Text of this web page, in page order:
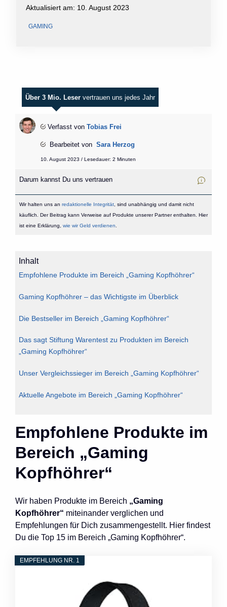
Aktualisiert am: 10. August 2023
GAMING
Über 3 Mio. Leser vertrauen uns jedes Jahr
Verfasst von Tobias Frei
Bearbeitet von Sara Herzog
10. August 2023 / Lesedauer: 2 Minuten
Darum kannst Du uns vertrauen
Wir halten uns an redaktionelle Integrität, sind unabhängig und damit nicht
käuflich. Der Beitrag kann Verweise auf Produkte unserer Partner enthalten. Hier
ist eine Erklärung, wie wir Geld verdienen
Inhalt
Empfohlene Produkte im Bereich „Gaming Kopfhöhrer“
Gaming Kopfhöhrer – das Wichtigste im Überblick
Die Bestseller im Bereich „Gaming Kopfhöhrer“
Das sagt Stiftung Warentest zu Produkten im Bereich
„Gaming Kopfhöhrer“
Unser Vergleichssieger im Bereich „Gaming Kopfhöhrer“
Aktuelle Angebote im Bereich „Gaming Kopfhöhrer“
Empfohlene Produkte im
Bereich „Gaming
Kopfhöhrer“
Wir haben Produkte im Bereich „Gaming
Kopfhöhrer“ miteinander verglichen und
Empfehlungen für Dich zusammengestellt. Hier findest
Du die Top 15 im Bereich „Gaming Kopfhöhrer“.
EMPFEHLUNG NR. 1